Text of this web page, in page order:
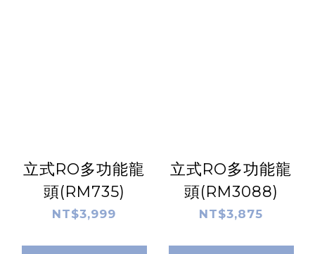
立式RO多功能龍
頭(RM735)
NT$3,999
立式RO多功能龍
頭(RM3088)
NT$3,875